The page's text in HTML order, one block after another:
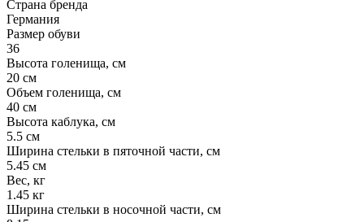
Страна бренда
Германия
Размер обуви
36
Высота голенища, см
20 см
Объем голенища, см
40 см
Высота каблука, см
5.5 см
Ширина стельки в пяточной части, см
5.45 см
Вес, кг
1.45 кг
Ширина стельки в носочной части, см